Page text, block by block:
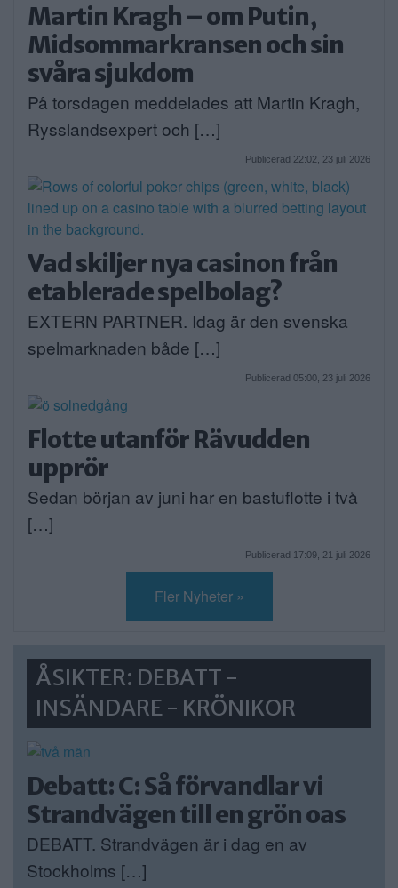
Martin Kragh – om Putin,
Midsommarkransen och sin
svåra sjukdom
På torsdagen meddelades att Martin Kragh,
Rysslandsexpert och […]
Publicerad 22:02, 23 juli 2026
Vad skiljer nya casinon från
etablerade spelbolag?
EXTERN PARTNER. Idag är den svenska
spelmarknaden både […]
Publicerad 05:00, 23 juli 2026
Flotte utanför Rävudden
upprör
Sedan början av juni har en bastuflotte i två
[…]
Publicerad 17:09, 21 juli 2026
Fler Nyheter »
ÅSIKTER: DEBATT -
INSÄNDARE - KRÖNIKOR
Debatt: C: Så förvandlar vi
Strandvägen till en grön oas
DEBATT. Strandvägen är i dag en av
Stockholms […]